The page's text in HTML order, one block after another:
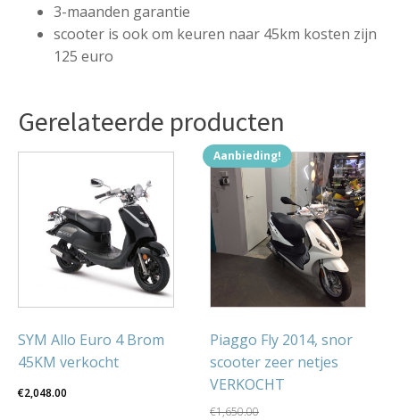
3-maanden garantie
scooter is ook om keuren naar 45km kosten zijn
125 euro
Gerelateerde producten
SYM Allo Euro 4 Brom
45KM verkocht
€2,048.00
Aanbieding!
Piaggo Fly 2014, snor
scooter zeer netjes
VERKOCHT
€1,650.00